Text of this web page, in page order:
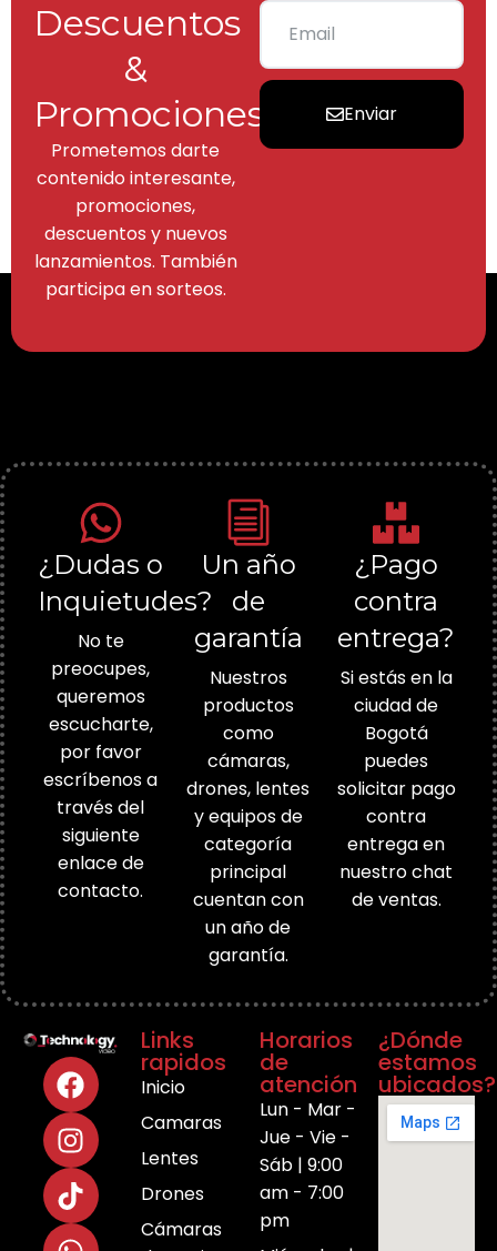
Descuentos
&
Promociones
Prometemos darte
contenido interesante,
promociones,
descuentos y nuevos
lanzamientos. También
participa en sorteos.
Enviar
¿Dudas o
Inquietudes?
No te
preocupes,
queremos
escucharte,
por favor
escríbenos a
través del
siguiente
enlace de
contacto.
Un año
de
garantía
Nuestros
productos
como
cámaras,
drones, lentes
y equipos de
categoría
principal
cuentan con
un año de
garantía.
¿Pago
contra
entrega?
Si estás en la
ciudad de
Bogotá
puedes
solicitar pago
contra
entrega en
nuestro chat
de ventas.
Links
rapidos
Inicio
Camaras
Lentes
Drones
Cámaras
Horarios
de
atención
Lun - Mar -
Jue - Vie -
Sáb | 9:00
am - 7:00
pm
¿Dónde
estamos
ubicados?